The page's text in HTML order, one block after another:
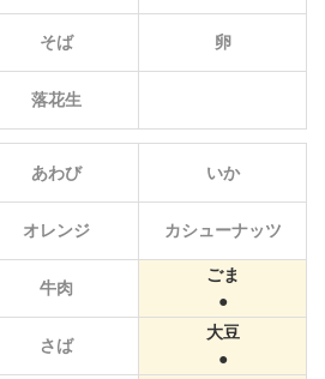
そば 卵
落花生
あわび いか
オレンジ カシューナッツ
牛肉
ごま
さば
大豆